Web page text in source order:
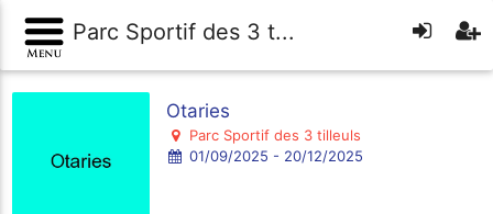
Parc Sportif des 3 t...
Otaries
Parc Sportif des 3 tilleuls
01/09/2025 - 20/12/2025